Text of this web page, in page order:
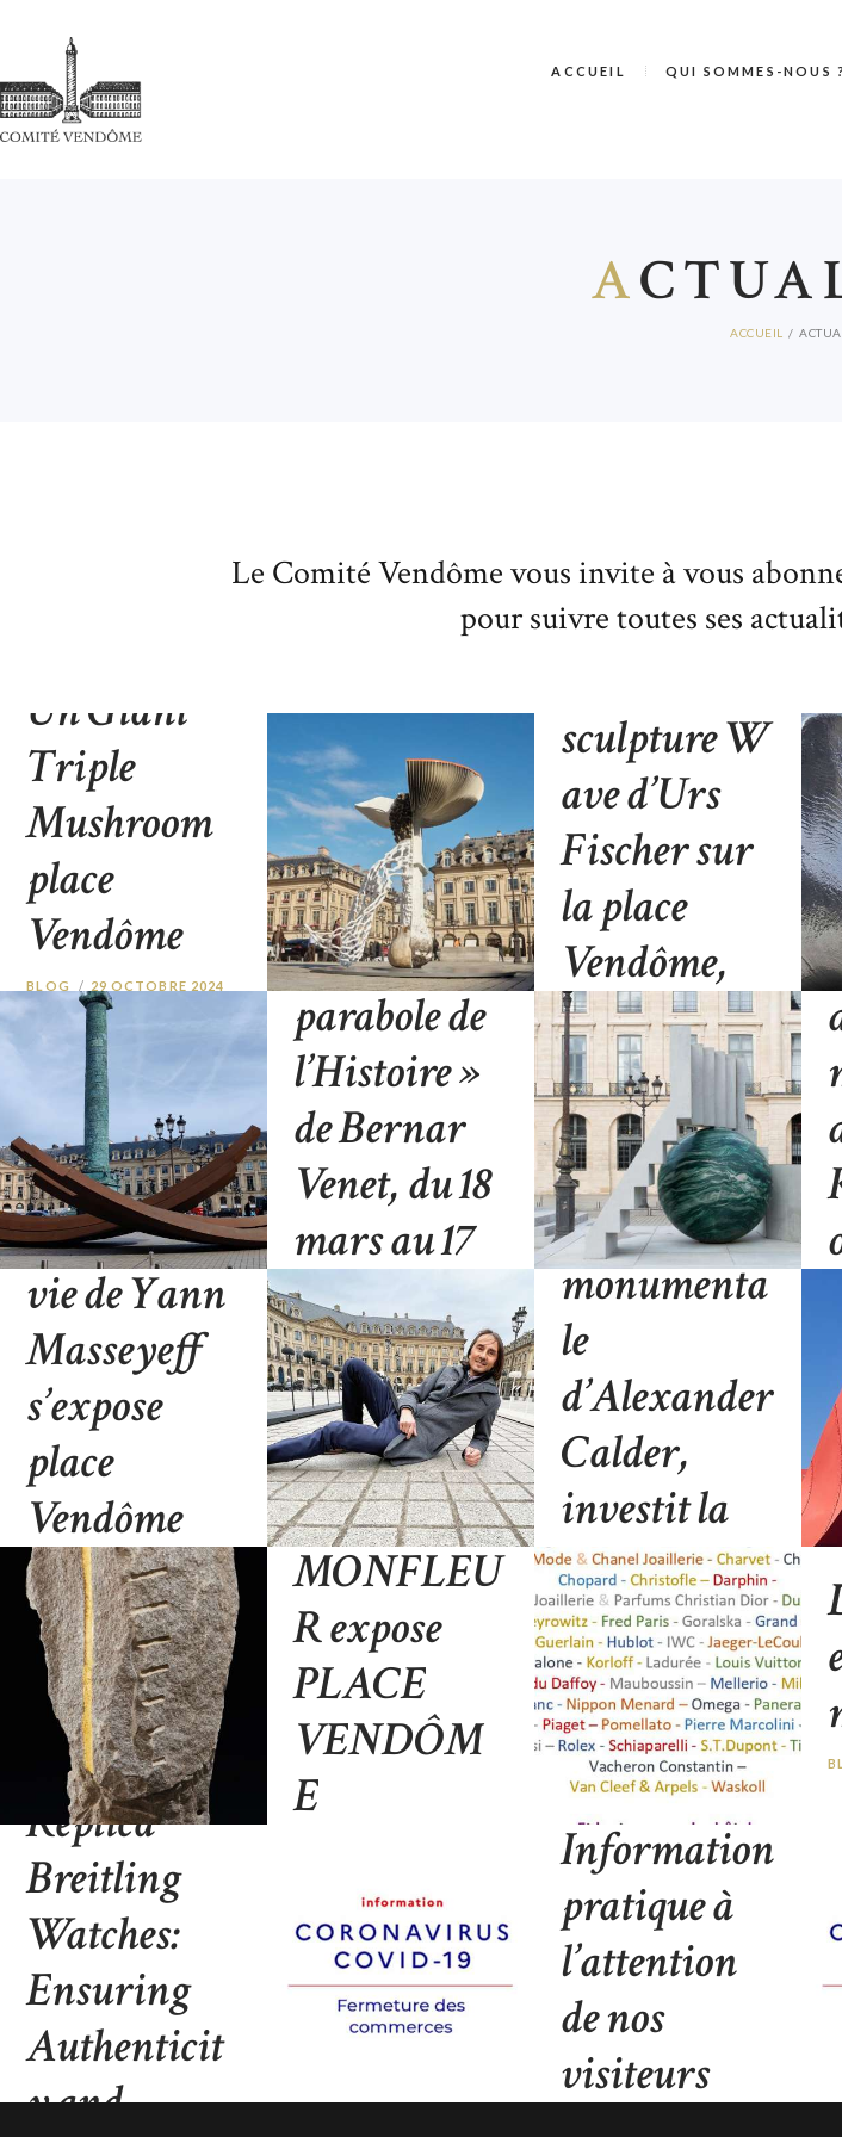
ACCUEIL QUI SOMMES-NOUS ?
A
ACCUEIL
Le Comité Vendôme vous invite à vous
pour suivre toutes ses
Un Giant
Triple
Mushroom
place
Vendôme
BLOG 29 OCTOBRE 2024
PARIS+ par
ART
sculpture W
ave d’Urs
Fischer sur
la place
Vendôme,
jusqu’au 1er
décembre
BLOG 23 OCTOBRE 2023
Exposition
«La
parabole de
l’Histoire»
de Bernar
Venet, du 18
mars au 17
avril 2023
BLOG 21 MARS 2023
La Ligne de
vie de Yann
Masseyeff
s’expose
place
Vendôme
BLOG 29 MARS 2022
Le Flying
Dragon,
une œuvre
monumenta
le
d’Alexander
Calder,
investit la
place
Vendôme
UNCATEGORIZED
26
OCTOBRE 2021
Denis
MONFLEU
R expose
PLACE
VENDÔM
E
A Guide to
Purchasing
Replica
Breitling
Watches:
Ensuring
Authenticit
y and
COVID :
Information
pratique à
l’attention
de nos
visiteurs